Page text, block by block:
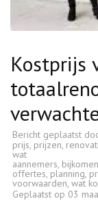
Kostprijs
Bericht geplaatst
prijs, prijzen,
wat
aannemers,
offertes, planning,
voorwaarden, wat
Geplaatst op 03